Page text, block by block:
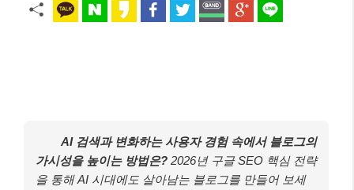
AI 검색과 변화하는 사용자 경험 속에서 블로그의
가시성을 높이는 방법은? 2026년 구글 SEO 핵심 전략
을 통해 AI 시대에도 살아남는 블로그를 만들어 보세